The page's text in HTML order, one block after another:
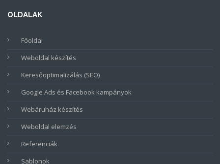
OLDALAK
Főoldal
Weboldal készítés
Keresőoptimalizálás (SEO)
Google Ads és Facebook kampányok
Webáruház készítés
Weboldal elemzés
Referenciák
Sablonok